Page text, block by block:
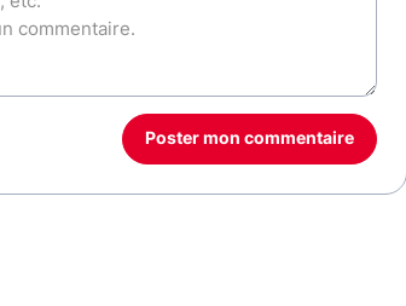
Poster mon commentaire